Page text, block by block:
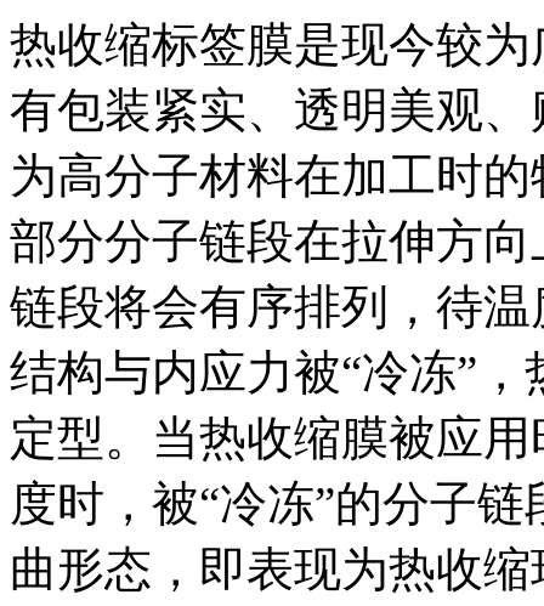
热收缩标签膜是现今较
有包装紧实、透明美观
为高分子材料在加工时
部分分子链段在拉伸方
链段将会有序排列，待
结构与内应力被“冷冻”
定型。当热收缩膜被应
度时，被“冷冻”的分子
曲形态，即表现为热收